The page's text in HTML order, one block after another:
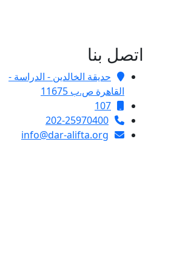
اتصل بنا
حديقة الخالدين - الدراسة -
القاهرة ص.ب 11675
107
202-25970400
info@dar-alifta.org